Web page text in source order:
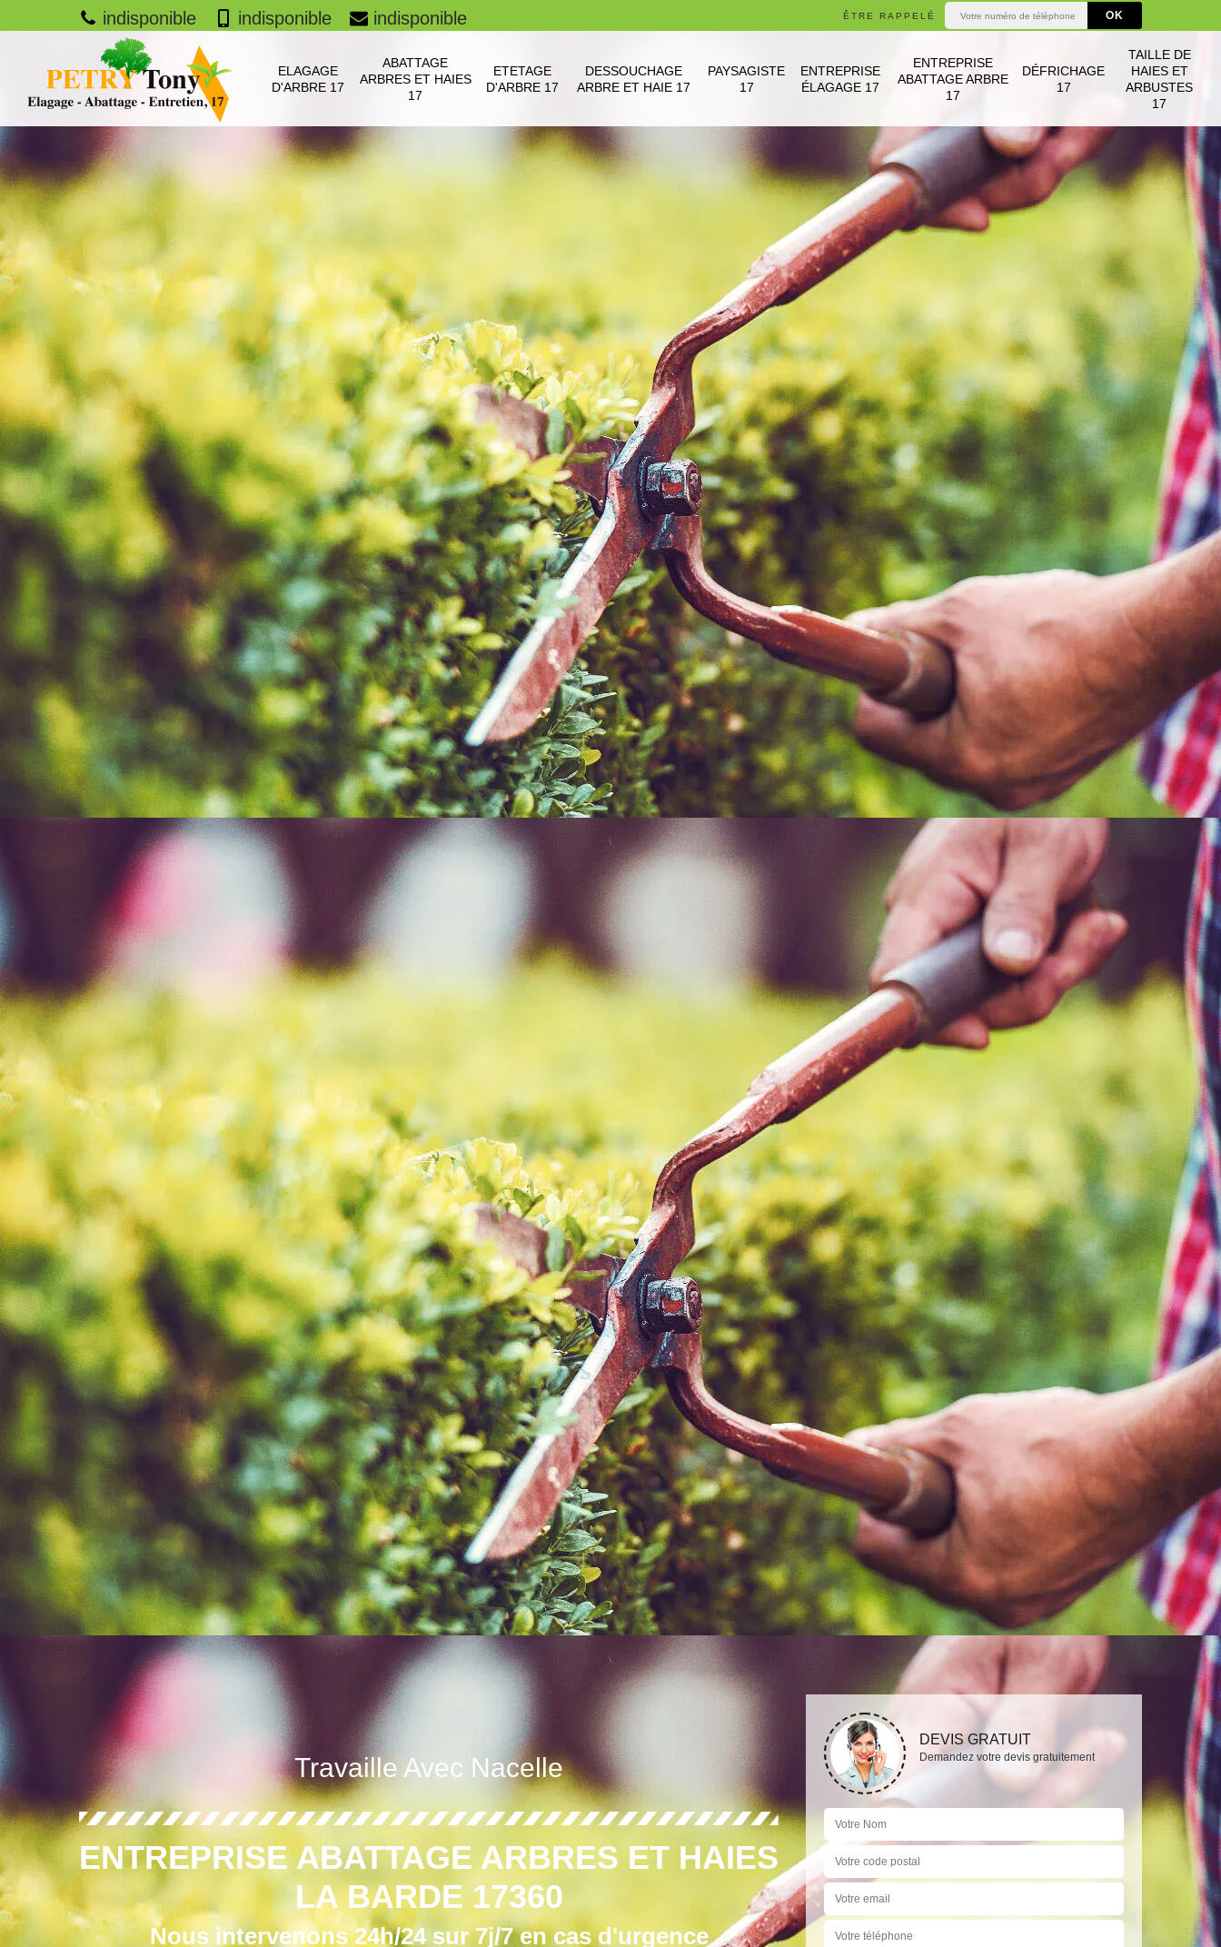
indisponible indisponible indisponible ÊTRE RAPPELÉ
ELAGAGE
D'ARBRE 17
ABATTAGE
ARBRES ET HAIES
17
ETETAGE
D'ARBRE 17
DESSOUCHAGE
ARBRE ET HAIE 17
PAYSAGISTE
17
ENTREPRISE
ÉLAGAGE 17
ENTREPRISE
ABATTAGE ARBRE
17
DÉFRICHAGE
17
TAILLE DE
HAIES ET
ARBUSTES
17
Travaille Avec Nacelle
ENTREPRISE ABATTAGE ARBRES ET HAIES
LA BARDE 17360
Nous intervenons 24h/24 sur 7j/7 en cas d'urgence
DEVIS GRATUIT
Demandez votre devis gratuitement